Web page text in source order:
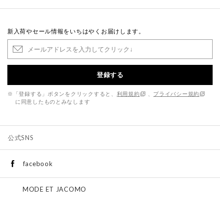
新入荷やセール情報をいちはやくお届けします。
登録する
※「登録する」ボタンをクリックすると、 利用規約
プライバシー規約
に同意したものとみなします
公式SNS
facebook
MODE ET JACOMO